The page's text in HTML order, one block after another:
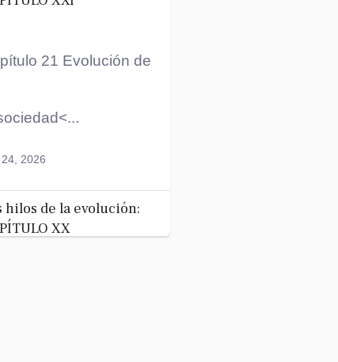
21 Evolución de
2026
hilos de la evolución:
XX